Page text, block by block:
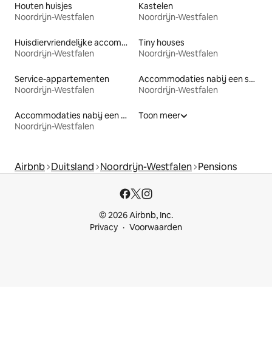
Houten huisjes
Noordrijn-Westfalen
Kastelen
Noordrijn-Westfalen
Huisdiervriendelijke accommodaties
Noordrijn-Westfalen
Tiny houses
Noordrijn-Westfalen
Service-appartementen
Noordrijn-Westfalen
Accommodaties nabij een strand
Noordrijn-Westfalen
Accommodaties nabij een meer
Noordrijn-Westfalen
Toon meer
Airbnb Duitsland Noordrijn-Westfalen Pensions
© 2026 Airbnb, Inc.
Privacy
Voorwaarden